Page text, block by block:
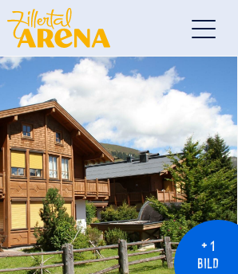
+ 1
BILD